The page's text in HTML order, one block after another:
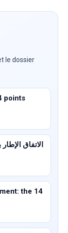
le dossier
points
the 14